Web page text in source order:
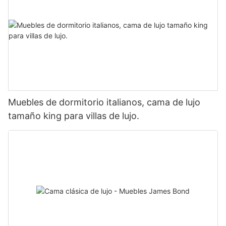
Muebles de dormitorio italianos, cama de lujo
tamaño king para villas de lujo.